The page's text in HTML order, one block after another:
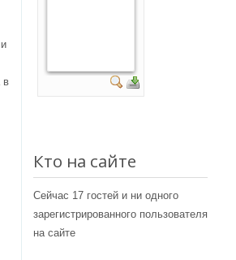
в
Кто на сайте
Сейчас 17 гостей и ни одного
зарегистрированного пользователя
на сайте